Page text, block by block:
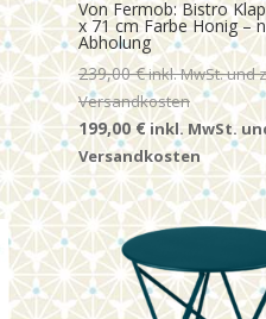
Von Fermob: Bistro
x 71 cm Farbe Honig –
Abholung
239,00€
Ursprünglicher
Preis
war:
239,00 €
199,00 €